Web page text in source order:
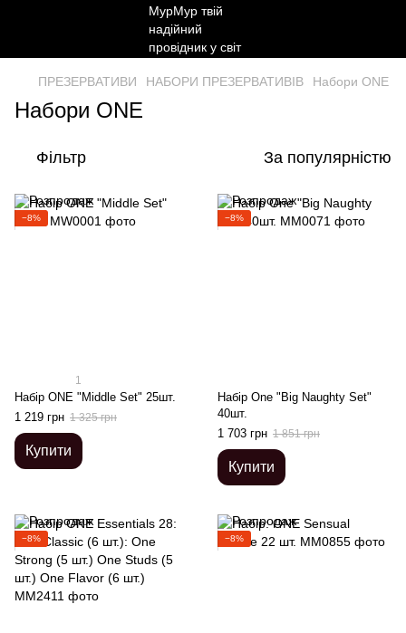
ПРЕЗЕРВАТИВИ НАБОРИ ПРЕЗЕРВАТИВІВ Набори ONE
Набори ONE
Фільтр За популярністю
−8%
1
Набір ONE "Middle Set" 25шт.
1 219 грн 1 325 грн
Купити
−8%
Набір One "Big Naughty Set"
40шт.
1 703 грн 1 851 грн
Купити
−8% −8%